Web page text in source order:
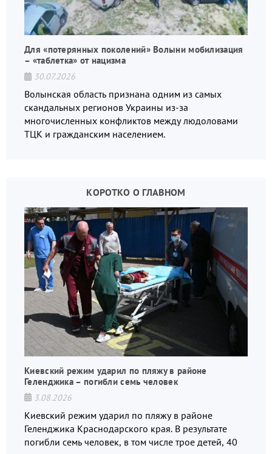
Для «потерянных поколений» Волыни мобилизация
– «таблетка» от нацизма
30.07.2026
Волынская область признана одним из самых
скандальных регионов Украины из-за
многочисленных конфликтов между людоловами
ТЦК и гражданским населением.
КОРОТКО О ГЛАВНОМ
Киевский режим ударил по пляжу в районе
Геленджика – погибли семь человек
3.08.2026
Киевский режим ударил по пляжу в районе
Геленджика Краснодарского края. В результате
погибли семь человек, в том числе трое детей, 40